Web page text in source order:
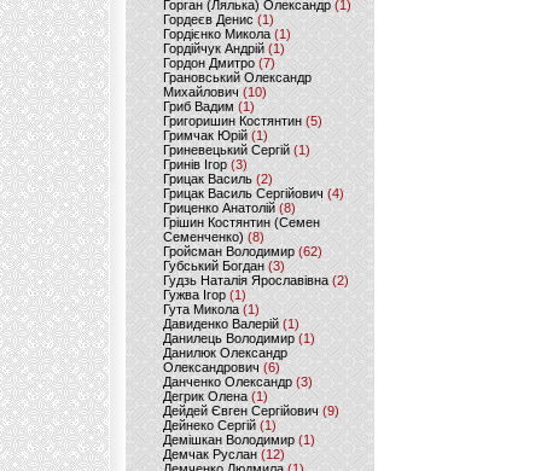
Горган (Лялька) Олександр(1)
Гордеєв Денис (1)
Гордієнко Микола (1)
Гордійчук Андрій (1)
Гордон Дмитро (7)
Грановський Олександр
Михайлович (10)
Гриб Вадим (1)
Григоришин Костянтин (5)
Гримчак Юрій(1)
Гриневецький Сергій(1)
Гринів Ігор (3)
Грицак Василь (2)
Грицак Василь Сергійович (4)
Гриценко Анатолій (8)
Грішин Костянтин (Семен
Семенченко)(8)
Гройсман Володимир(62)
Губський Богдан (3)
Гудзь Наталія Ярославівна(2)
Гужва Ігор (1)
Гута Микола (1)
Давиденко Валерій (1)
Данилець Володимир(1)
Данилюк Олександр
Олександрович (6)
Данченко Олександр (3)
Дегрик Олена(1)
Дейдей Євген Сергійович(9)
Дейнеко Сергій (1)
Демішкан Володимир(1)
Демчак Руслан (12)